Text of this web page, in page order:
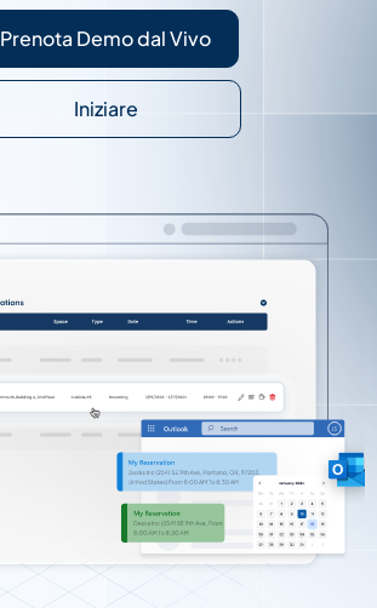
Prenota Demo dal Vivo
Iniziare